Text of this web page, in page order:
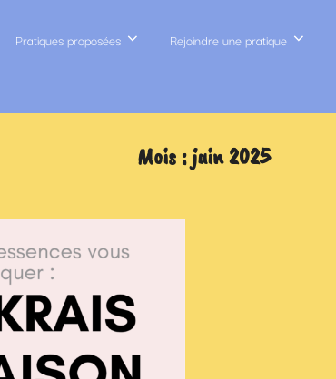
Pratiques proposées Rejoindre une pratique
Mois :juin 2025